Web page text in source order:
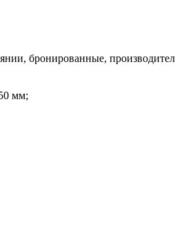
бронированные,
мм;